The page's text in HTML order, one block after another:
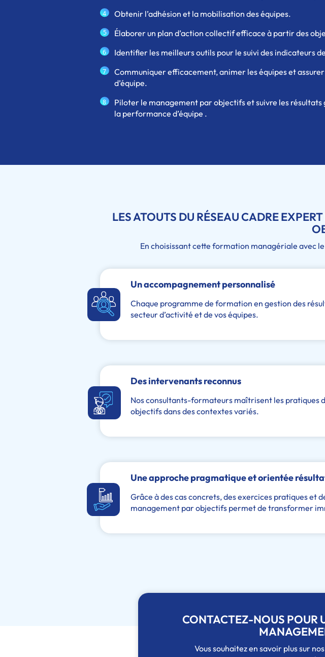
4 Obtenir l’adhésion et la mobilisation des équipes.
5 Élaborer un plan d’action collectif efficace à partir des
6 Identifier les meilleurs outils pour le suivi des indicateurs
7
Communiquer efficacement, animer les équipes et
d’équipe.
8
Piloter le management par objectifs et suivre les
la performance d’équipe .
LES ATOUTS DU RÉSEAU CADRE
En choisissant cette formation managériale avec
Un accompagnement personnalisé
Chaque programme de formation en gestion des
secteur d’activité et de vos équipes.
Des intervenants reconnus
Nos consultants-formateurs maîtrisent les pratiques
objectifs dans des contextes variés.
Une approche pragmatique et orientée
Grâce à des cas concrets, des exercices pratiques
management par objectifs permet de transformer
CONTACTEZ-NOUS POUR
Vous souhaitez en savoir plus sur